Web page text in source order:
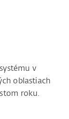
v
oblastiach
roku.